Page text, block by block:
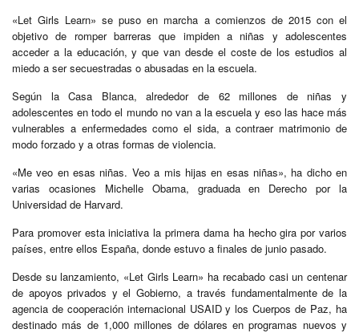
«Let Girls Learn» se puso en marcha a comienzos de 2015 con el
objetivo de romper barreras que impiden a niñas y adolescentes
acceder a la educación, y que van desde el coste de los estudios al
miedo a ser secuestradas o abusadas en la escuela.
Según la Casa Blanca, alrededor de 62 millones de niñas y
adolescentes en todo el mundo no van a la escuela y eso las hace más
vulnerables a enfermedades como el sida, a contraer matrimonio de
modo forzado y a otras formas de violencia.
«Me veo en esas niñas. Veo a mis hijas en esas niñas», ha dicho en
varias ocasiones Michelle Obama, graduada en Derecho por la
Universidad de Harvard.
Para promover esta iniciativa la primera dama ha hecho gira por varios
países, entre ellos España, donde estuvo a finales de junio pasado.
Desde su lanzamiento, «Let Girls Learn» ha recabado casi un centenar
de apoyos privados y el Gobierno, a través fundamentalmente de la
agencia de cooperación internacional USAID y los Cuerpos de Paz, ha
destinado más de 1,000 millones de dólares en programas nuevos y